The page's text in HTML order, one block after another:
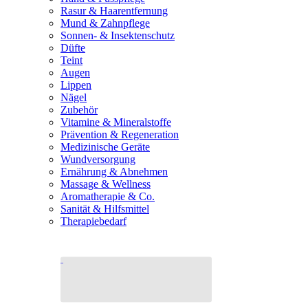
Rasur & Haarentfernung
Mund & Zahnpflege
Sonnen- & Insektenschutz
Düfte
Teint
Augen
Lippen
Nägel
Zubehör
Vitamine & Mineralstoffe
Prävention & Regeneration
Medizinische Geräte
Wundversorgung
Ernährung & Abnehmen
Massage & Wellness
Aromatherapie & Co.
Sanität & Hilfsmittel
Therapiebedarf